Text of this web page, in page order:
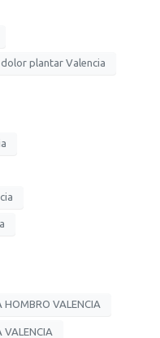
dolor plantar Valencia
HOMBRO VALENCIA
VALENCIA